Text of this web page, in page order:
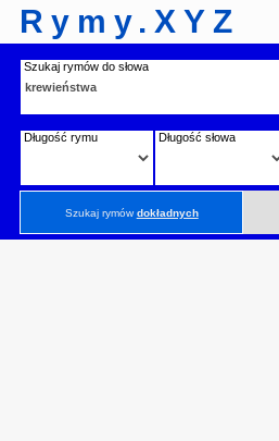
Rymy.XYZ
Szukaj rymów do słowa
Długość rymu Długość słowa
Szukaj rymówdokładnych